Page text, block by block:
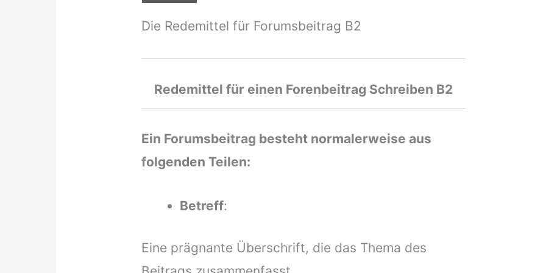
Die Redemittel für Forumsbeitrag B2
Redemittel für einen Forenbeitrag Schreiben B2
Ein Forumsbeitrag besteht normalerweise aus
folgenden Teilen:
Betreff:
Eine prägnante Überschrift, die das Thema des